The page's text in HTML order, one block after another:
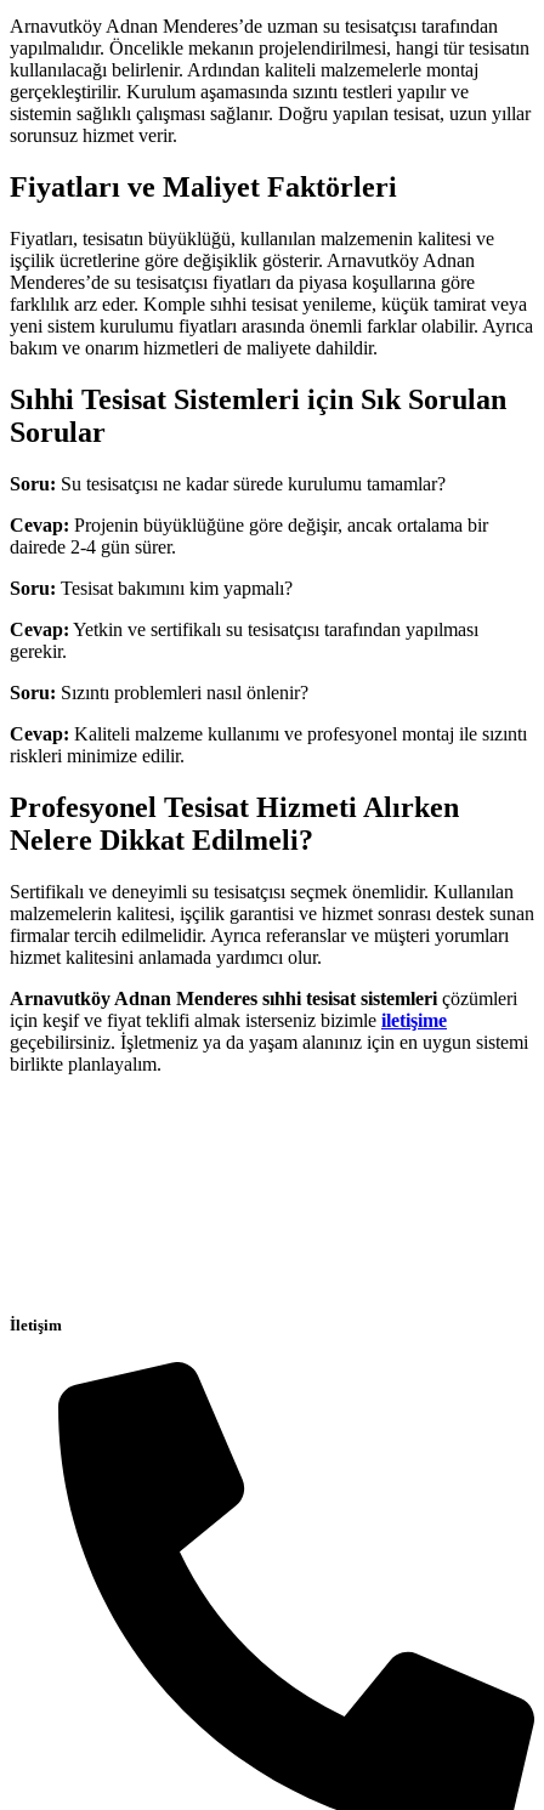
Arnavutköy Adnan Menderes’de uzman su tesisatçısı tarafından
yapılmalıdır. Öncelikle mekanın projelendirilmesi, hangi tür tesisatın
kullanılacağı belirlenir. Ardından kaliteli malzemelerle montaj
gerçekleştirilir. Kurulum aşamasında sızıntı testleri yapılır ve
sistemin sağlıklı çalışması sağlanır. Doğru yapılan tesisat, uzun yıllar
sorunsuz hizmet verir.
Fiyatları ve Maliyet Faktörleri
Fiyatları, tesisatın büyüklüğü, kullanılan malzemenin kalitesi ve
işçilik ücretlerine göre değişiklik gösterir. Arnavutköy Adnan
Menderes’de su tesisatçısı fiyatları da piyasa koşullarına göre
farklılık arz eder. Komple sıhhi tesisat yenileme, küçük tamirat veya
yeni sistem kurulumu fiyatları arasında önemli farklar olabilir. Ayrıca
bakım ve onarım hizmetleri de maliyete dahildir.
Sıhhi Tesisat Sistemleri için Sık Sorulan
Sorular
Soru: Su tesisatçısı ne kadar sürede kurulumu tamamlar?
Cevap: Projenin büyüklüğüne göre değişir, ancak ortalama bir
dairede 2-4 gün sürer.
Soru: Tesisat bakımını kim yapmalı?
Cevap: Yetkin ve sertifikalı su tesisatçısı tarafından yapılması
gerekir.
Soru: Sızıntı problemleri nasıl önlenir?
Cevap: Kaliteli malzeme kullanımı ve profesyonel montaj ile sızıntı
riskleri minimize edilir.
Profesyonel Tesisat Hizmeti Alırken
Nelere Dikkat Edilmeli?
Sertifikalı ve deneyimli su tesisatçısı seçmek önemlidir. Kullanılan
malzemelerin kalitesi, işçilik garantisi ve hizmet sonrası destek sunan
firmalar tercih edilmelidir. Ayrıca referanslar ve müşteri yorumları
hizmet kalitesini anlamada yardımcı olur.
Arnavutköy Adnan Menderes sıhhi tesisat sistemleri çözümleri
için keşif ve fiyat teklifi almak isterseniz bizimle iletişime
geçebilirsiniz. İşletmeniz ya da yaşam alanınız için en uygun sistemi
birlikte planlayalım.
İletişim